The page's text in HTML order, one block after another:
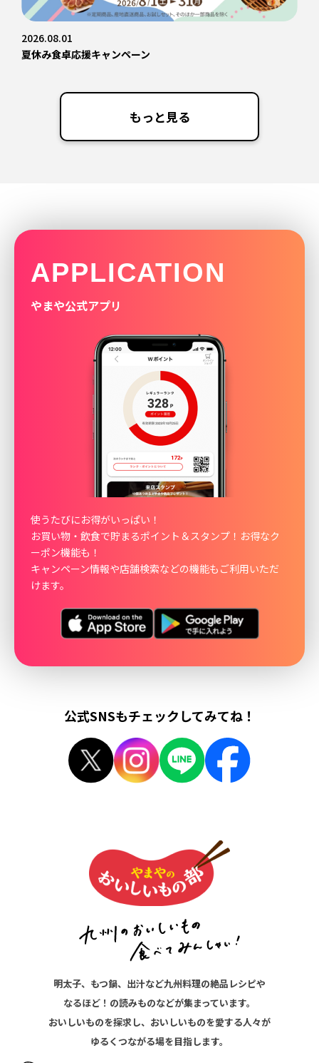
2026.08.01
夏休み食卓応援キャンペーン
もっと見る
APPLICATION
やまや公式アプリ
使うたびにお得がいっぱい！
お買い物・飲食で貯まるポイント＆スタンプ！お得なク
ーポン機能も！
キャンペーン情報や店舗検索などの機能もご利用いただ
けます。
公式SNSもチェックしてみてね！
明太子、もつ鍋、出汁など九州料理の絶品レシピや
なるほど！の読みものなどが集まっています。
おいしいものを探求し、おいしいものを愛する人々が
ゆるくつながる場を目指します。